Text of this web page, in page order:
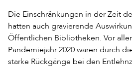
Die Einschränkungen in der Zeit
hatten auch gravierende
Öffentlichen Bibliotheken. Vor
Pandemiejahr 2020 waren durch
starke Rückgänge bei den